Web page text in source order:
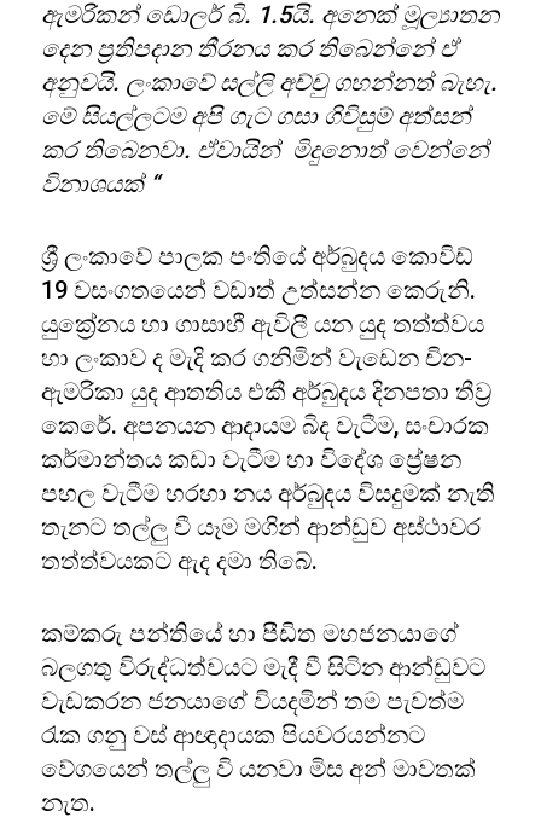
ඇමරිකන් ඩොලර් බි. 1.5යි. අනෙක් මූල්‍යාතන
දෙන ප්‍රතිපදාන තීරනය කර තිබෙන්නේ ඒ
අනුවයි. ලංකාවේ සල්ලි අච්චු ගහන්නත් බැහැ.
මේ සියල්ලටම අපි ගැට ගසා ගිවිසුම් අත්සන්
කර තිබෙනවා. ඒවායින් මිදුනොත් වෙන්නේ
විනාශයක් “
ශ්‍රී ලංකාවේ පාලක පංතියේ අර්බුදය කොවිඩ්
19 වසංගතයෙන් වඩාත් උත්සන්න කෙරුනි.
යුක්‍රේනය හා ගාසාහී ඇවිලී යන යුද තත්ත්වය
හා ලංකාව ද මැදි කර ගනිමින් වැඩෙන චින-
ඇමරිකා යුද ආතතිය එකී අර්බුදය දිනපතා තීව්‍ර
කෙරේ. අපනයන ආදායම බිද වැටීම, සංචාරක
කර්මාන්තය කඩා වැටීම හා විදේශ ප්‍රේෂන
පහල වැටීම හරහා නය අර්බුදය විසදුමක් නැති
තැනට තල්ලු වී යෑම මගින් ආන්ඩුව අස්ථාවර
තත්ත්වයකට ඇද දමා තිබේ.
කම්කරු පන්තියේ හා පීඩිත මහජනයාගේ
බලගතු විරුද්ධත්වයට මැදී වී සිටින ආන්ඩුවට
වැඩකරන ජනයාගේ වියදමින් තම පැවත්ම
රැක ගනු වස් ආඥාදායක පියවරයන්නට
වේගයෙන් තල්ලු වි යනවා මිස අන් මාවතක්
නැත.